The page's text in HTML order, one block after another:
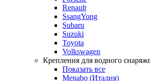
Renault
SsangYong
Subaru
Suzuki
Toyota
Volkswagen
Крепления для водного
Показать все
Menabo (Италия)